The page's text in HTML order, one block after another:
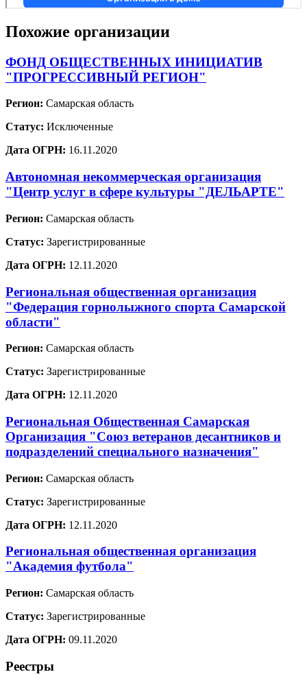
Похожие организации
ФОНД ОБЩЕСТВЕННЫХ ИНИЦИАТИВ
"ПРОГРЕССИВНЫЙ РЕГИОН"
Регион: Самарская область
Статус: Исключенные
Дата ОГРН: 16.11.2020
Автономная некоммерческая организация
"Центр услуг в сфере культуры "ДЕЛЬАРТЕ"
Регион: Самарская область
Статус: Зарегистрированные
Дата ОГРН: 12.11.2020
Региональная общественная организация
"Федерация горнолыжного спорта Самарской
области"
Регион: Самарская область
Статус: Зарегистрированные
Дата ОГРН: 12.11.2020
Региональная Общественная Самарская
Организация "Союз ветеранов десантников и
подразделений специального назначения"
Регион: Самарская область
Статус: Зарегистрированные
Дата ОГРН: 12.11.2020
Региональная общественная организация
"Академия футбола"
Регион: Самарская область
Статус: Зарегистрированные
Дата ОГРН: 09.11.2020
Реестры